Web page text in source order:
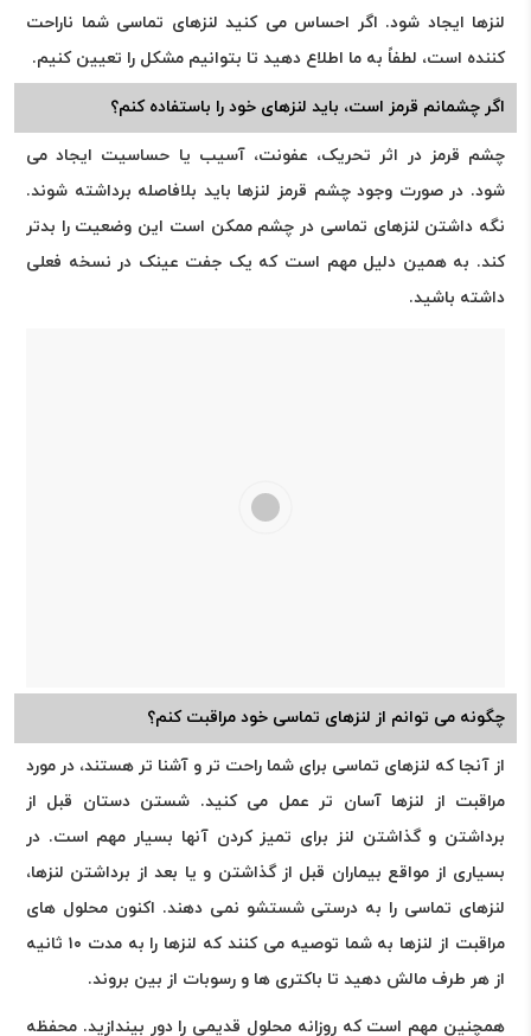
لنزها ایجاد شود. اگر احساس می کنید لنزهای تماسی شما ناراحت
کننده است، لطفاً به ما اطلاع دهید تا بتوانیم مشکل را تعیین کنیم.
اگر چشمانم قرمز است، باید لنزهای خود را باستفاده کنم؟
چشم قرمز در اثر تحریک، عفونت، آسیب یا حساسیت ایجاد می
شود. در صورت وجود چشم قرمز لنزها باید بلافاصله برداشته شوند.
نگه داشتن لنزهای تماسی در چشم ممکن است این وضعیت را بدتر
کند. به همین دلیل مهم است که یک جفت عینک در نسخه فعلی
داشته باشید.
چگونه می توانم از لنزهای تماسی خود مراقبت کنم؟
از آنجا که لنزهای تماسی برای شما راحت تر و آشنا تر هستند، در مورد
مراقبت از لنزها آسان تر عمل می کنید. شستن دستان قبل از
برداشتن و گذاشتن لنز برای تمیز کردن آنها بسیار مهم است. در
بسیاری از مواقع بیماران قبل از گذاشتن و یا بعد از برداشتن لنزها،
لنزهای تماسی را به درستی شستشو نمی دهند. اکنون محلول های
مراقبت از لنزها به شما توصیه می کنند که لنزها را به مدت ۱۰ ثانیه
از هر طرف مالش دهید تا باکتری ها و رسوبات از بین بروند.
همچنین مهم است که روزانه محلول قدیمی را دور بیندازید. محفظه